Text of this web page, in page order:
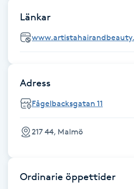
Gel naglar
Gellack
Gellack med förstärkning
Gravidmassage
Gravidyoga
Länkar
Adress
Fågelbacksgatan 11
217 44, Malmö
Ordinarie öppettider